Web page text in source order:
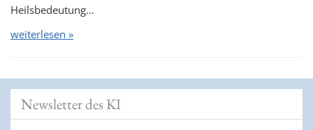
Heilsbedeutung…
weiterlesen »
Newsletter des KI